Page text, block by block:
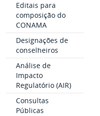
Editais para
composição do
CONAMA
Designações de
conselheiros
Análise de
Impacto
Regulatório (AIR)
Consultas
Públicas